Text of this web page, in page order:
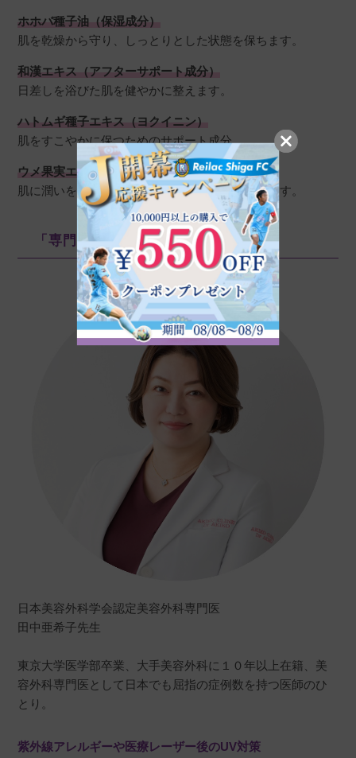
ホホバ種子油（保湿成分）
肌を乾燥から守り、しっとりとした状態を保ちます。
和漢エキス（アフターサポート成分）
日差しを浴びた肌を健やかに整えます。
ハトムギ種子エキス（ヨクイニン）
肌をすこやかに保つためのサポート成分。
ウメ果実エキス
肌に潤いを与え、ふっくらとした質感を目指します。
「専門家も大注目」
日本美容外科学会認定美容外科専門医
田中亜希子先生
東京大学医学部卒業、大手美容外科に１０年以上在籍、美
容外科専門医として日本でも屈指の症例数を持つ医師のひ
とり。
紫外線アレルギーや医療レーザー後のUV対策